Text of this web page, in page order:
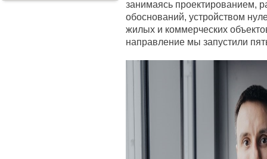
занимаясь проектированием,
обоснований, устройством
жилых и коммерческих
направление мы запустили